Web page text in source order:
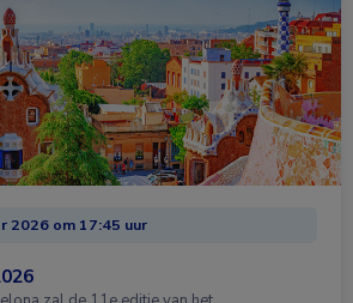
2026 om 17:45 uur